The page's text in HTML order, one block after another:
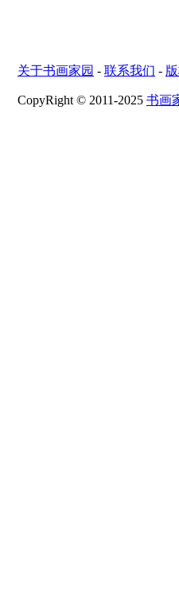
关于书画家园 - 联系我们 -
CopyRight © 2011-2025 书画